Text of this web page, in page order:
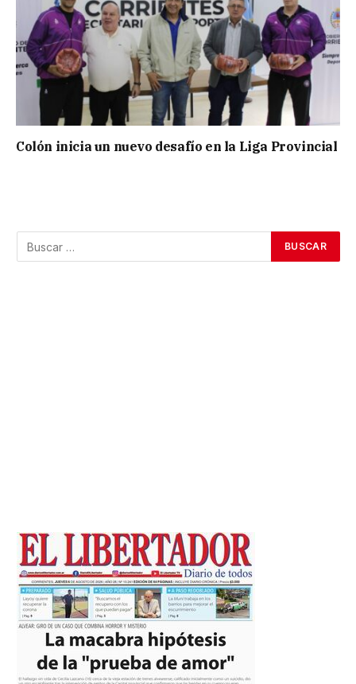
Colón inicia un nuevo desafío en la Liga Provincial